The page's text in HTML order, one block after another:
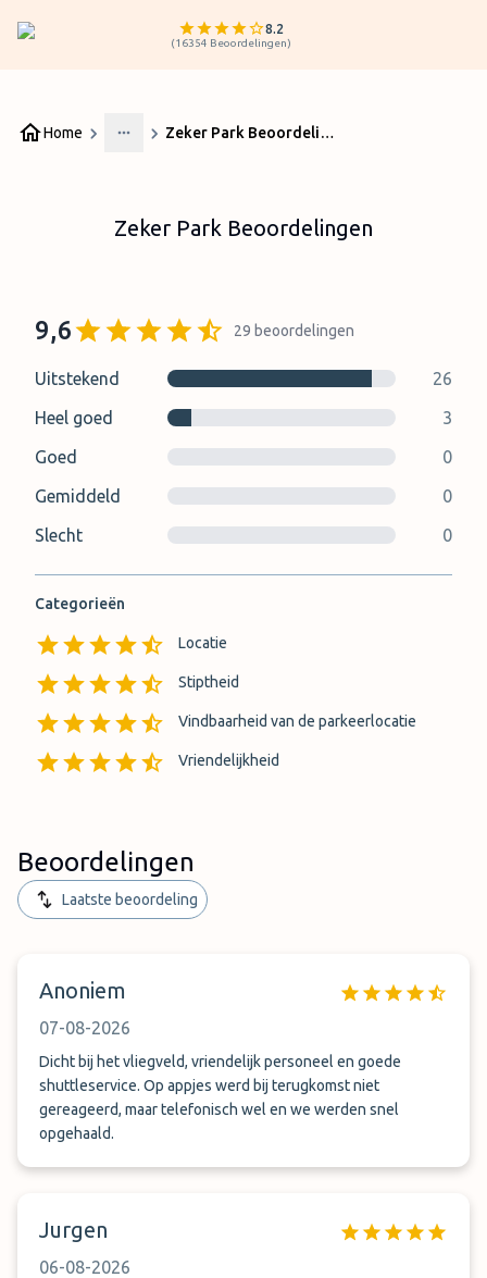
8.2
(16354 Beoordelingen)
Home
More
Zeker Park Beoordelingen
Zeker Park Beoordelingen
9,6 29 beoordelingen
Uitstekend
26
Heel goed
3
Goed
0
Gemiddeld
0
Slecht
0
Categorieën
Locatie
Stiptheid
Vindbaarheid van de parkeerlocatie
Vriendelijkheid
Beoordelingen
Laatste beoordeling
Anoniem
07-08-2026
Dicht bij het vliegveld, vriendelijk personeel en goede
shuttleservice. Op appjes werd bij terugkomst niet
gereageerd, maar telefonisch wel en we werden snel
opgehaald.
Jurgen
06-08-2026